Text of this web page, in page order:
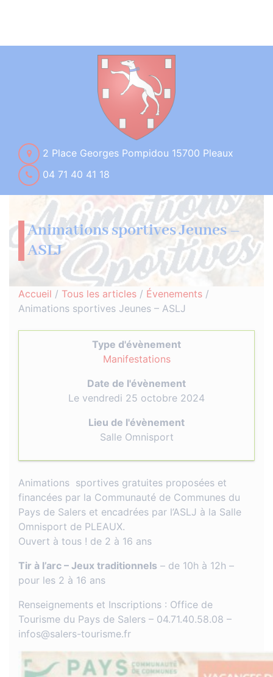
2 Place Georges Pompidou 15700 Pleaux
04 71 40 41 18
Animations sportives Jeunes –
ASLJ
Accueil / Tous les articles / Évenements /
Animations sportives Jeunes – ASLJ
Type d'évènement
Manifestations
Date de l'évènement
Le vendredi 25 octobre 2024
Lieu de l'évènement
Salle Omnisport
Animations sportives gratuites proposées et
financées par la Communauté de Communes du
Pays de Salers et encadrées par l’ASLJ à la Salle
Omnisport de PLEAUX.
Ouvert à tous ! de 2 à 16 ans
Tir à l’arc – Jeux traditionnels – de 10h à 12h –
pour les 2 à 16 ans
Renseignements et Inscriptions : Office de
Tourisme du Pays de Salers – 04.71.40.58.08 –
infos@salers-tourisme.fr